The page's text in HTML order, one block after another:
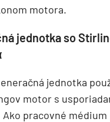
motora.
jednotka so
jednotka
motor s
pracovné médium